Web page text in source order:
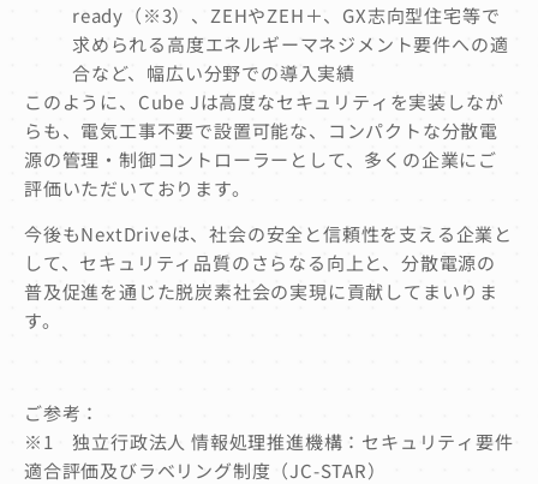
ready（※3）、ZEHやZEH＋、GX志向型住宅等で
求められる高度エネルギーマネジメント要件への適
合など、幅広い分野での導入実績
このように、Cube Jは高度なセキュリティを実装しなが
らも、電気工事不要で設置可能な、コンパクトな分散電
源の管理・制御コントローラーとして、多くの企業にご
評価いただいております。
今後もNextDriveは、社会の安全と信頼性を支える企業と
して、セキュリティ品質のさらなる向上と、分散電源の
普及促進を通じた脱炭素社会の実現に貢献してまいりま
す。
ご参考：
※1 独立行政法人 情報処理推進機構：セキュリティ要件
適合評価及びラベリング制度（JC-STAR）